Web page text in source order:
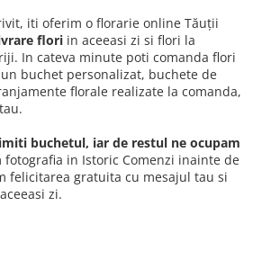
iti oferim o florarie online Tăuții
flori in aceeasi zi si flori la
In cateva minute poti comanda flori
buchet personalizat, buchete de
florale realizate la comanda,
buchetul, iar de restul ne ocupam
fotografia in Istoric Comenzi inainte de
felicitarea gratuita cu mesajul tau si
zi.